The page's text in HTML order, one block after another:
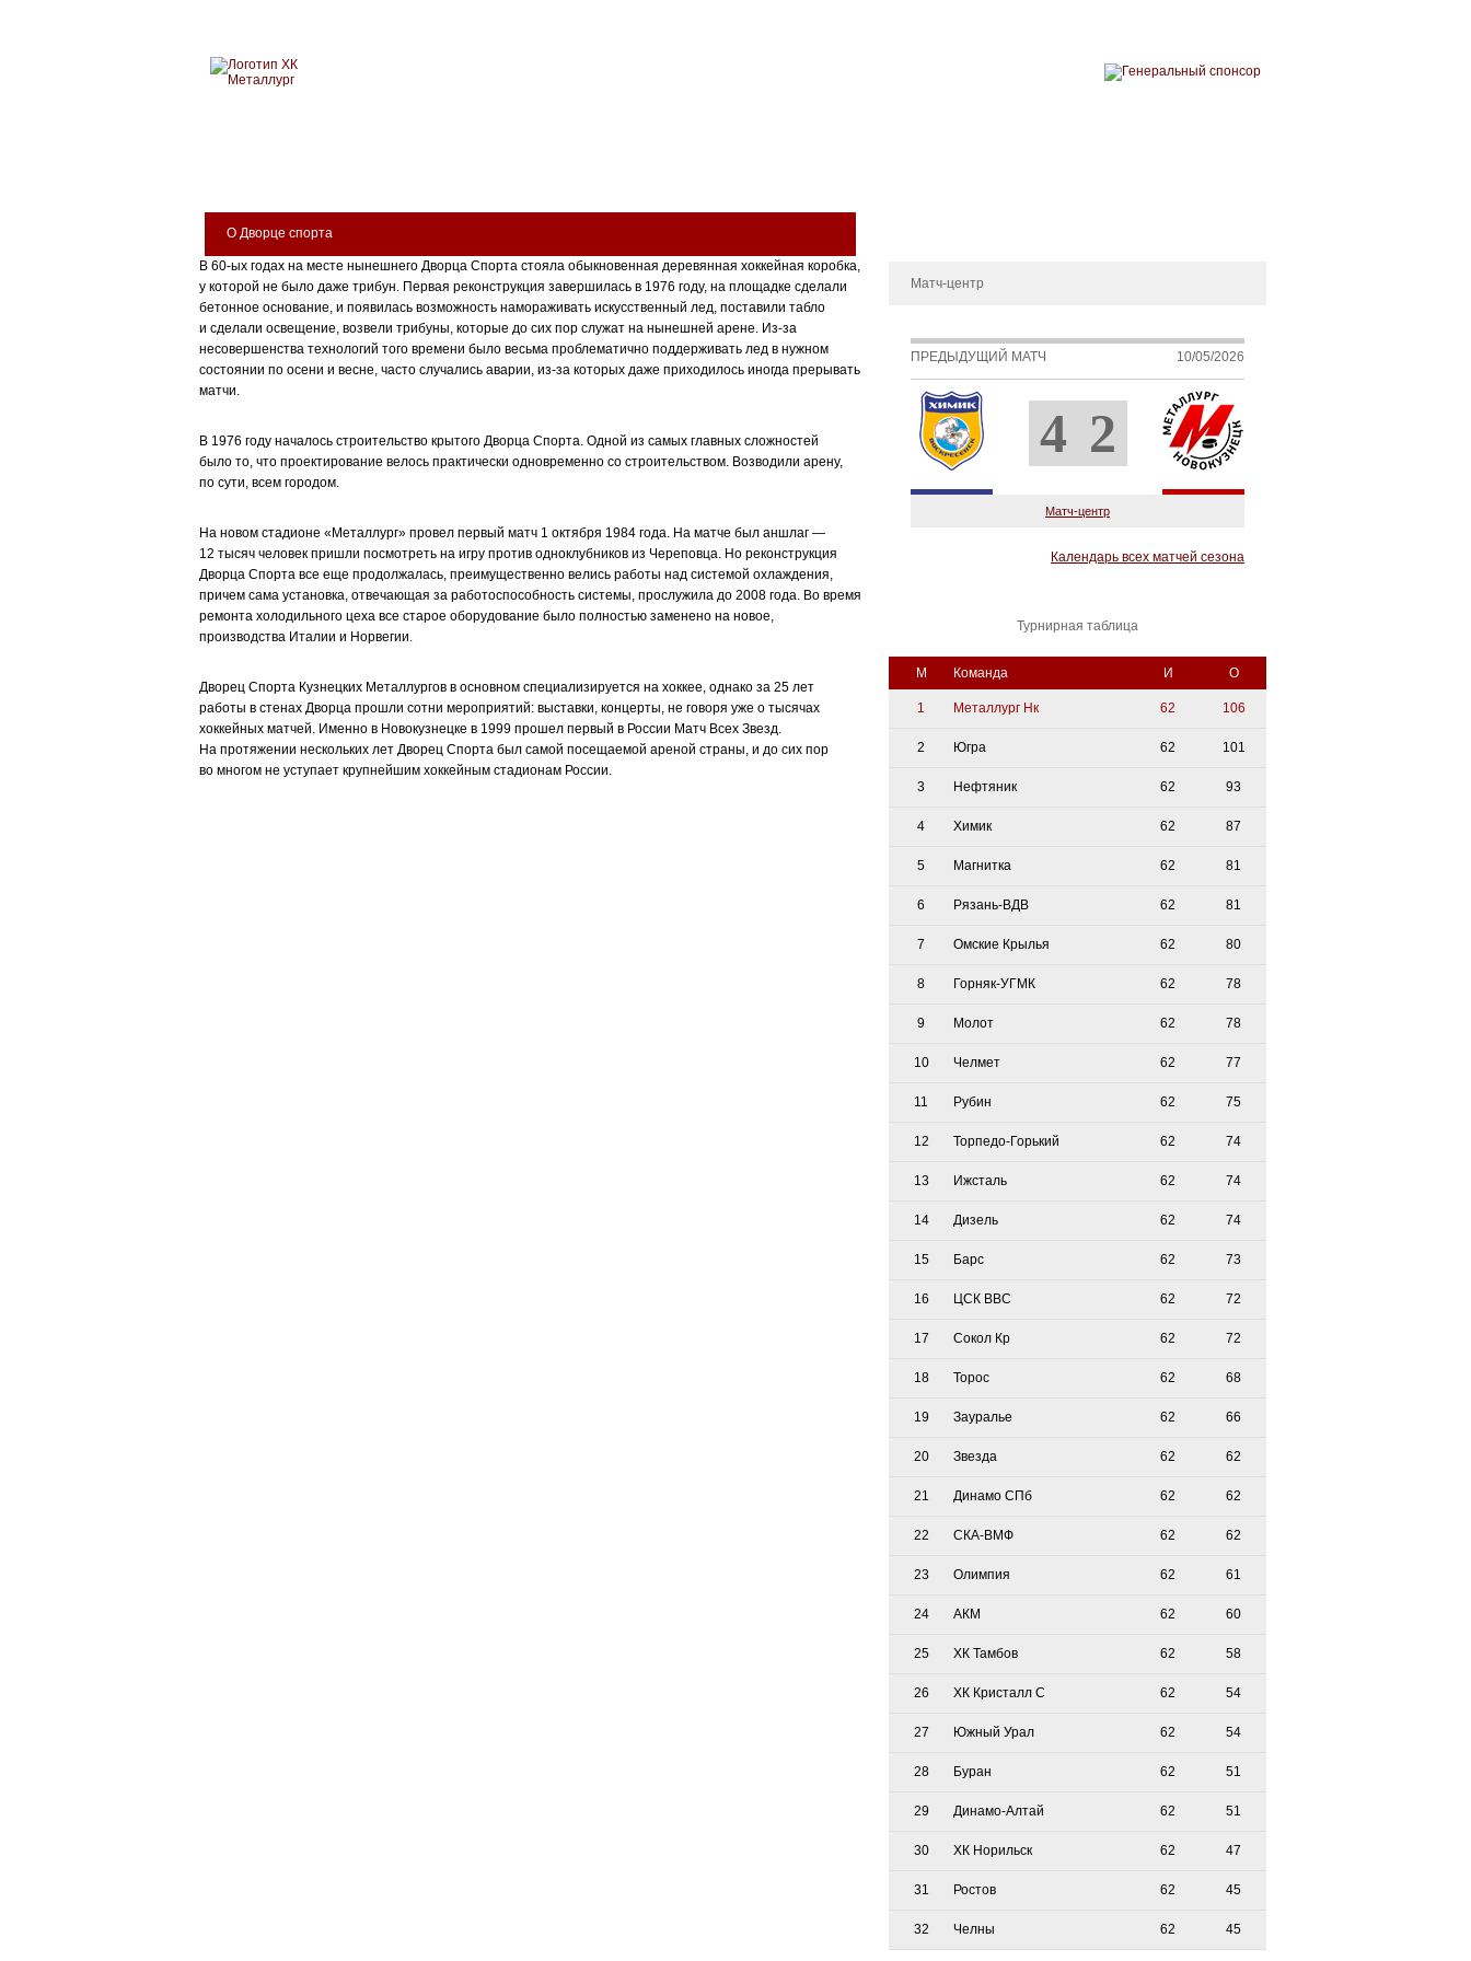
О Дворце спорта
В 60-ых годах на месте нынешнего Дворца Спорта стояла обыкновенная деревянная хоккейная коробка,
у которой не было даже трибун. Первая реконструкция завершилась в 1976 году, на площадке сделали
бетонное основание, и появилась возможность намораживать искусственный лед, поставили табло
и сделали освещение, возвели трибуны, которые до сих пор служат на нынешней арене. Из-за
несовершенства технологий того времени было весьма проблематично поддерживать лед в нужном
состоянии по осени и весне, часто случались аварии, из-за которых даже приходилось иногда прерывать
матчи.
В 1976 году началось строительство крытого Дворца Спорта. Одной из самых главных сложностей
было то, что проектирование велось практически одновременно со строительством. Возводили арену,
по сути, всем городом.
На новом стадионе «Металлург» провел первый матч 1 октября 1984 года. На матче был аншлаг —
12 тысяч человек пришли посмотреть на игру против одноклубников из Череповца. Но реконструкция
Дворца Спорта все еще продолжалась, преимущественно велись работы над системой охлаждения,
причем сама установка, отвечающая за работоспособность системы, прослужила до 2008 года. Во время
ремонта холодильного цеха все старое оборудование было полностью заменено на новое,
производства Италии и Норвегии.
Дворец Спорта Кузнецких Металлургов в основном специализируется на хоккее, однако за 25 лет
работы в стенах Дворца прошли сотни мероприятий: выставки, концерты, не говоря уже о тысячах
хоккейных матчей. Именно в Новокузнецке в 1999 прошел первый в России Матч Всех Звезд.
На протяжении нескольких лет Дворец Спорта был самой посещаемой ареной страны, и до сих пор
во многом не уступает крупнейшим хоккейным стадионам России.
Матч-центр
ПРЕДЫДУЩИЙ МАТЧ 10/05/2026
4 2
Матч-центр
Календарь всех матчей сезона
Турнирная таблица
М Команда И О
1 Металлург Нк 62 106
2 Югра 62 101
3 Нефтяник 62 93
4 Химик 62 87
5 Магнитка 62 81
6 Рязань-ВДВ 62 81
7 Омские Крылья 62 80
8 Горняк-УГМК 62 78
9 Молот 62 78
10 Челмет 62 77
11 Рубин 62 75
12 Торпедо-Горький 62 74
13 Ижсталь 62 74
14 Дизель 62 74
15 Барс 62 73
16 ЦСК ВВС 62 72
17 Сокол Кр 62 72
18 Торос 62 68
19 Зауралье 62 66
20 Звезда 62 62
21 Динамо СПб 62 62
22 СКА-ВМФ 62 62
23 Олимпия 62 61
24 АКМ 62 60
25 ХК Тамбов 62 58
26 ХК Кристалл С 62 54
27 Южный Урал 62 54
28 Буран 62 51
29 Динамо-Алтай 62 51
30 ХК Норильск 62 47
31 Ростов 62 45
32 Челны 62 45